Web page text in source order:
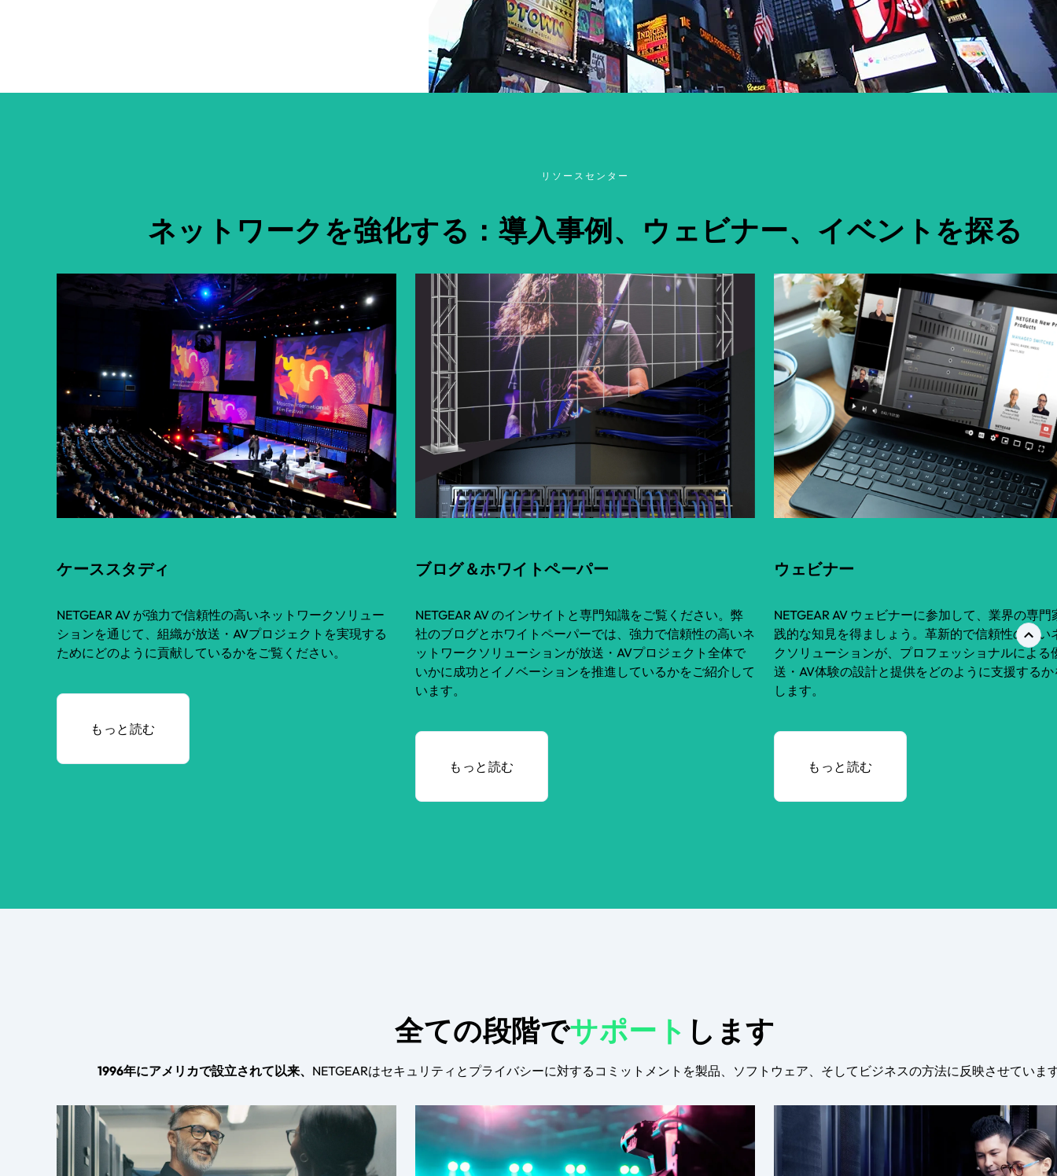
リソースセンター
ネットワークを強化する：導入事例、ウェビナー、イベントを探る
ケーススタディ
NETGEAR AV が強力で信頼性の高いネットワークソリュー
ションを通じて、組織が放送・AVプロジェクトを実現する
ためにどのように貢献しているかをご覧ください。
もっと読む
ブログ＆ホワイトペーパー
NETGEAR AV のインサイトと専門知識をご覧ください。弊
社のブログとホワイトペーパーでは、強力で信頼性の高いネ
ットワークソリューションが放送・AVプロジェクト全体で
いかに成功とイノベーションを推進しているかをご紹介して
います。
もっと読む
ウェビナー
NETGEAR AV ウェビナーに参加して、業界の専門
践的な知見を得ましょう。革新的で信頼性の高い
クソリューションが、プロフェッショナルによる
送・AV体験の設計と提供をどのように支援する
します。
もっと読む
全ての段階でサポート します
1996年にアメリカで設立されて以来、 NETGEARはセキュリティとプライバシーに対するコミットメントを製品、ソフトウェア、そしてビジネスの方法に反映させていま